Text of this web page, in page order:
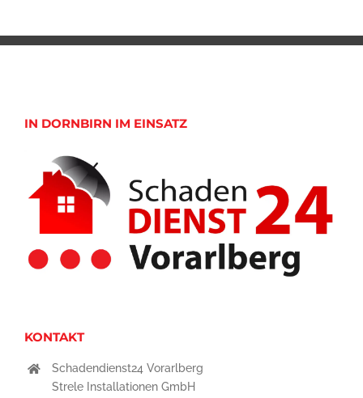
IN DORNBIRN IM EINSATZ
KONTAKT
Schadendienst24 Vorarlberg
Strele Installationen GmbH